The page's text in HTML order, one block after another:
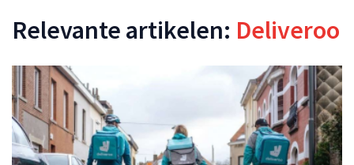
Relevante artikelen: Deliveroo